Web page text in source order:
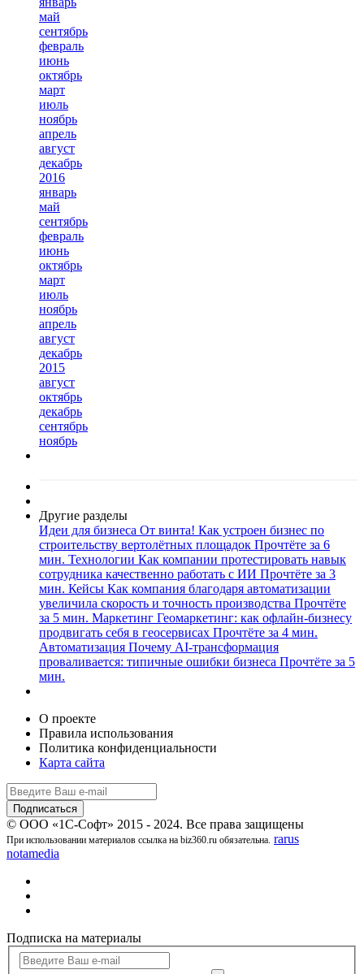
май
сентябрь
февраль
июнь
октябрь
март
июль
ноябрь
апрель
август
декабрь
2016
январь
май
сентябрь
февраль
июнь
октябрь
март
июль
ноябрь
апрель
август
декабрь
2015
август
октябрь
декабрь
сентябрь
ноябрь
Другие разделы
Идеи для бизнеса От винта! Как устроен бизнес по
строительству вертолётных площадок Прочтёте за 6
мин. Технологии Как компании протестировать навык
сотрудника качественно работать с ИИ Прочтёте за 3
мин. Кейсы Как компания благодаря автоматизации
увеличила скорость и точность производства Прочтёте
за 5 мин. Маркетинг Геомаркетинг: как офлайн-бизнесу
продвигать себя в геосервисах Прочтёте за 4 мин.
Автоматизация Почему AI-трансформация
проваливается: типичные ошибки бизнеса Прочтёте за 5
мин.
О проекте
Правила использования
Политика конфиденциальности
Карта сайта
© ООО «1С-Софт» 2015 - 2024. Все права защищены
При использовании материалов ссылка на biz360.ru обязательна. rarus
notamedia
Подписка на материалы